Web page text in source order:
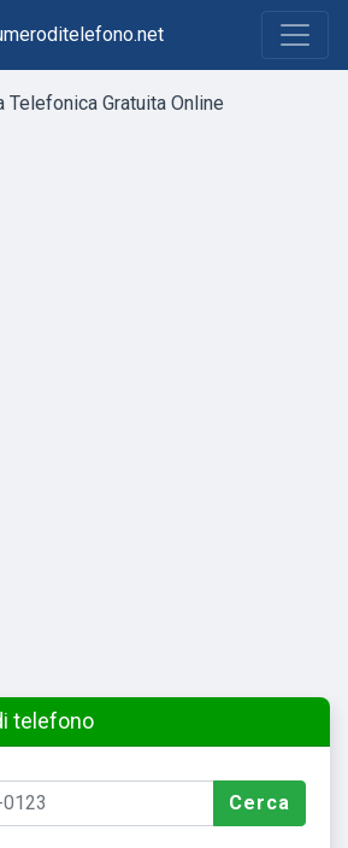
Telefonica Gratuita Online
telefono
Cerca